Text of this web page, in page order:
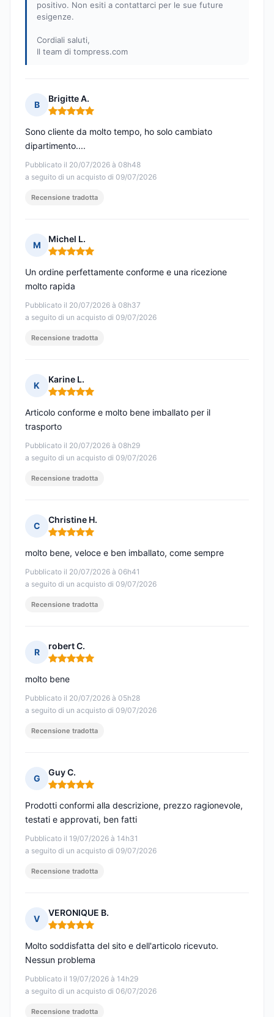
positivo. Non esiti a contattarci per le sue future
esigenze.
Cordiali saluti,
Il team di tompress.com
B
Brigitte A.
Nota: 5 su 5
Pubblicato il 20/07/2026 à 08h48
a seguito di un acquisto di 09/07/2026
Sono cliente da molto tempo, ho solo cambiato
dipartimento....
Recensione tradotta
M
Michel L.
Nota: 5 su 5
Pubblicato il 20/07/2026 à 08h37
a seguito di un acquisto di 09/07/2026
Un ordine perfettamente conforme e una ricezione
molto rapida
Recensione tradotta
K
Karine L.
Nota: 5 su 5
Pubblicato il 20/07/2026 à 08h29
a seguito di un acquisto di 09/07/2026
Articolo conforme e molto bene imballato per il
trasporto
Recensione tradotta
C
Christine H.
Nota: 5 su 5
Pubblicato il 20/07/2026 à 06h41
a seguito di un acquisto di 09/07/2026
molto bene, veloce e ben imballato, come sempre
Recensione tradotta
R
robert C.
Nota: 5 su 5
Pubblicato il 20/07/2026 à 05h28
a seguito di un acquisto di 09/07/2026
molto bene
Recensione tradotta
G
Guy C.
Nota: 5 su 5
Pubblicato il 19/07/2026 à 14h31
a seguito di un acquisto di 09/07/2026
Prodotti conformi alla descrizione, prezzo ragionevole,
testati e approvati, ben fatti
Recensione tradotta
V
VERONIQUE B.
Nota: 5 su 5
Pubblicato il 19/07/2026 à 14h29
a seguito di un acquisto di 06/07/2026
Molto soddisfatta del sito e dell'articolo ricevuto.
Nessun problema
Recensione tradotta